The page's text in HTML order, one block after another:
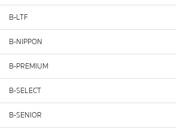
B-LTF
B-NIPPON
B-PREMIUM
B-SELECT
B-SENIOR